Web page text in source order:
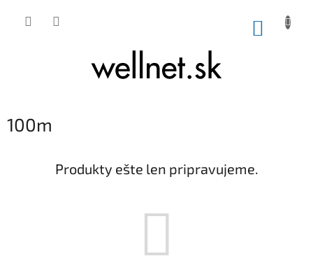
100m
Produkty ešte len pripravujeme.